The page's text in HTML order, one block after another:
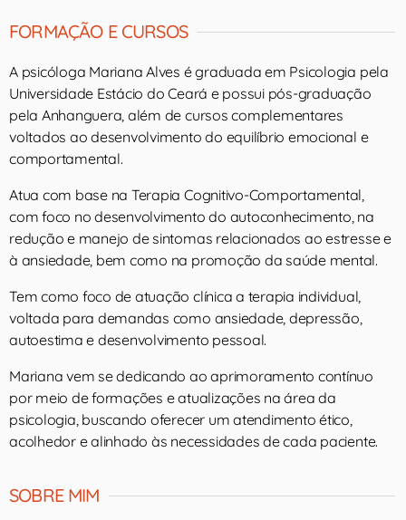
FORMAÇÃO E CURSOS
A psicóloga Mariana Alves é graduada em Psicologia pela
Universidade Estácio do Ceará e possui pós-graduação
pela Anhanguera, além de cursos complementares
voltados ao desenvolvimento do equilíbrio emocional e
comportamental.
Atua com base na Terapia Cognitivo-Comportamental,
com foco no desenvolvimento do autoconhecimento, na
redução e manejo de sintomas relacionados ao estresse e
à ansiedade, bem como na promoção da saúde mental.
Tem como foco de atuação clínica a terapia individual,
voltada para demandas como ansiedade, depressão,
autoestima e desenvolvimento pessoal.
Mariana vem se dedicando ao aprimoramento contínuo
por meio de formações e atualizações na área da
psicologia, buscando oferecer um atendimento ético,
acolhedor e alinhado às necessidades de cada paciente.
SOBRE MIM